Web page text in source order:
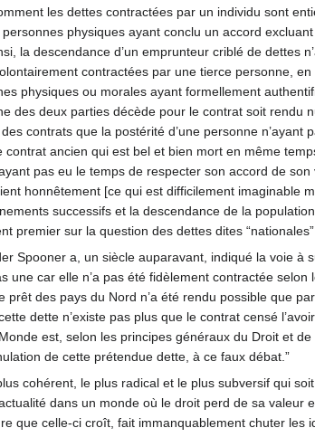
les dettes contractées par un individu sont
physiques ayant conclu un accord
la descendance d’un emprunteur criblé de dettes
contractées par une tierce personne,
physiques ou morales ayant formellement
des deux parties décède pour le contrat soit
contrats que la postérité d’une personne
ancien qui est bel et bien mort en même
pas eu le temps de respecter son accord de
honnêtement [ce qui est difficilement
successifs et la descendance de la
premier sur la question des dettes dites “nationales”.
Spooner a, un siècle auparavant, indiqué la voie
une car elle n’a pas été fidèlement contractée
prêt des pays du Nord n’a été rendu possible que
dette n’existe pas plus que le contrat censé
est, selon les principes généraux du Droit et
de cette prétendue dette, à ce faux débat.”
cohérent, le plus radical et le plus subversif qui
dans un monde où le droit perd de sa valeur
que celle-ci croît, fait immanquablement chuter les